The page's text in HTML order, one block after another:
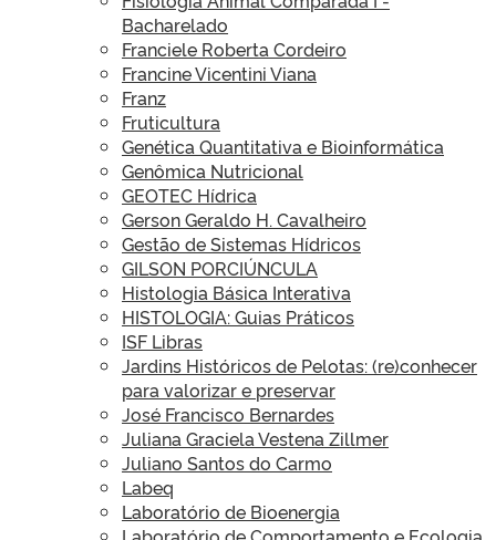
Bacharelado
Franciele Roberta Cordeiro
Francine Vicentini Viana
Franz
Fruticultura
Genética Quantitativa e Bioinformática
Genômica Nutricional
GEOTEC Hídrica
Gerson Geraldo H. Cavalheiro
Gestão de Sistemas Hídricos
GILSON PORCIÚNCULA
Histologia Básica Interativa
HISTOLOGIA: Guias Práticos
ISF Libras
Jardins Históricos de Pelotas: (re)conhecer
para valorizar e preservar
José Francisco Bernardes
Juliana Graciela Vestena Zillmer
Juliano Santos do Carmo
Labeq
Laboratório de Bioenergia